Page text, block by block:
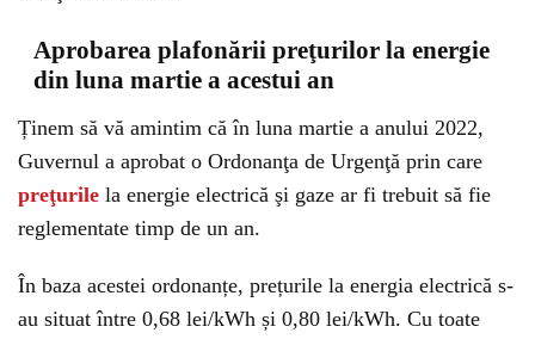
Aprobarea plafonării preţurilor la energie
din luna martie a acestui an
Ținem să vă amintim că în luna martie a anului 2022,
Guvernul a aprobat o Ordonanţa de Urgenţă prin care
preţurile la energie electrică şi gaze ar fi trebuit să fie
reglementate timp de un an.
În baza acestei ordonanțe, prețurile la energia electrică s-
au situat între 0,68 lei/kWh și 0,80 lei/kWh. Cu toate